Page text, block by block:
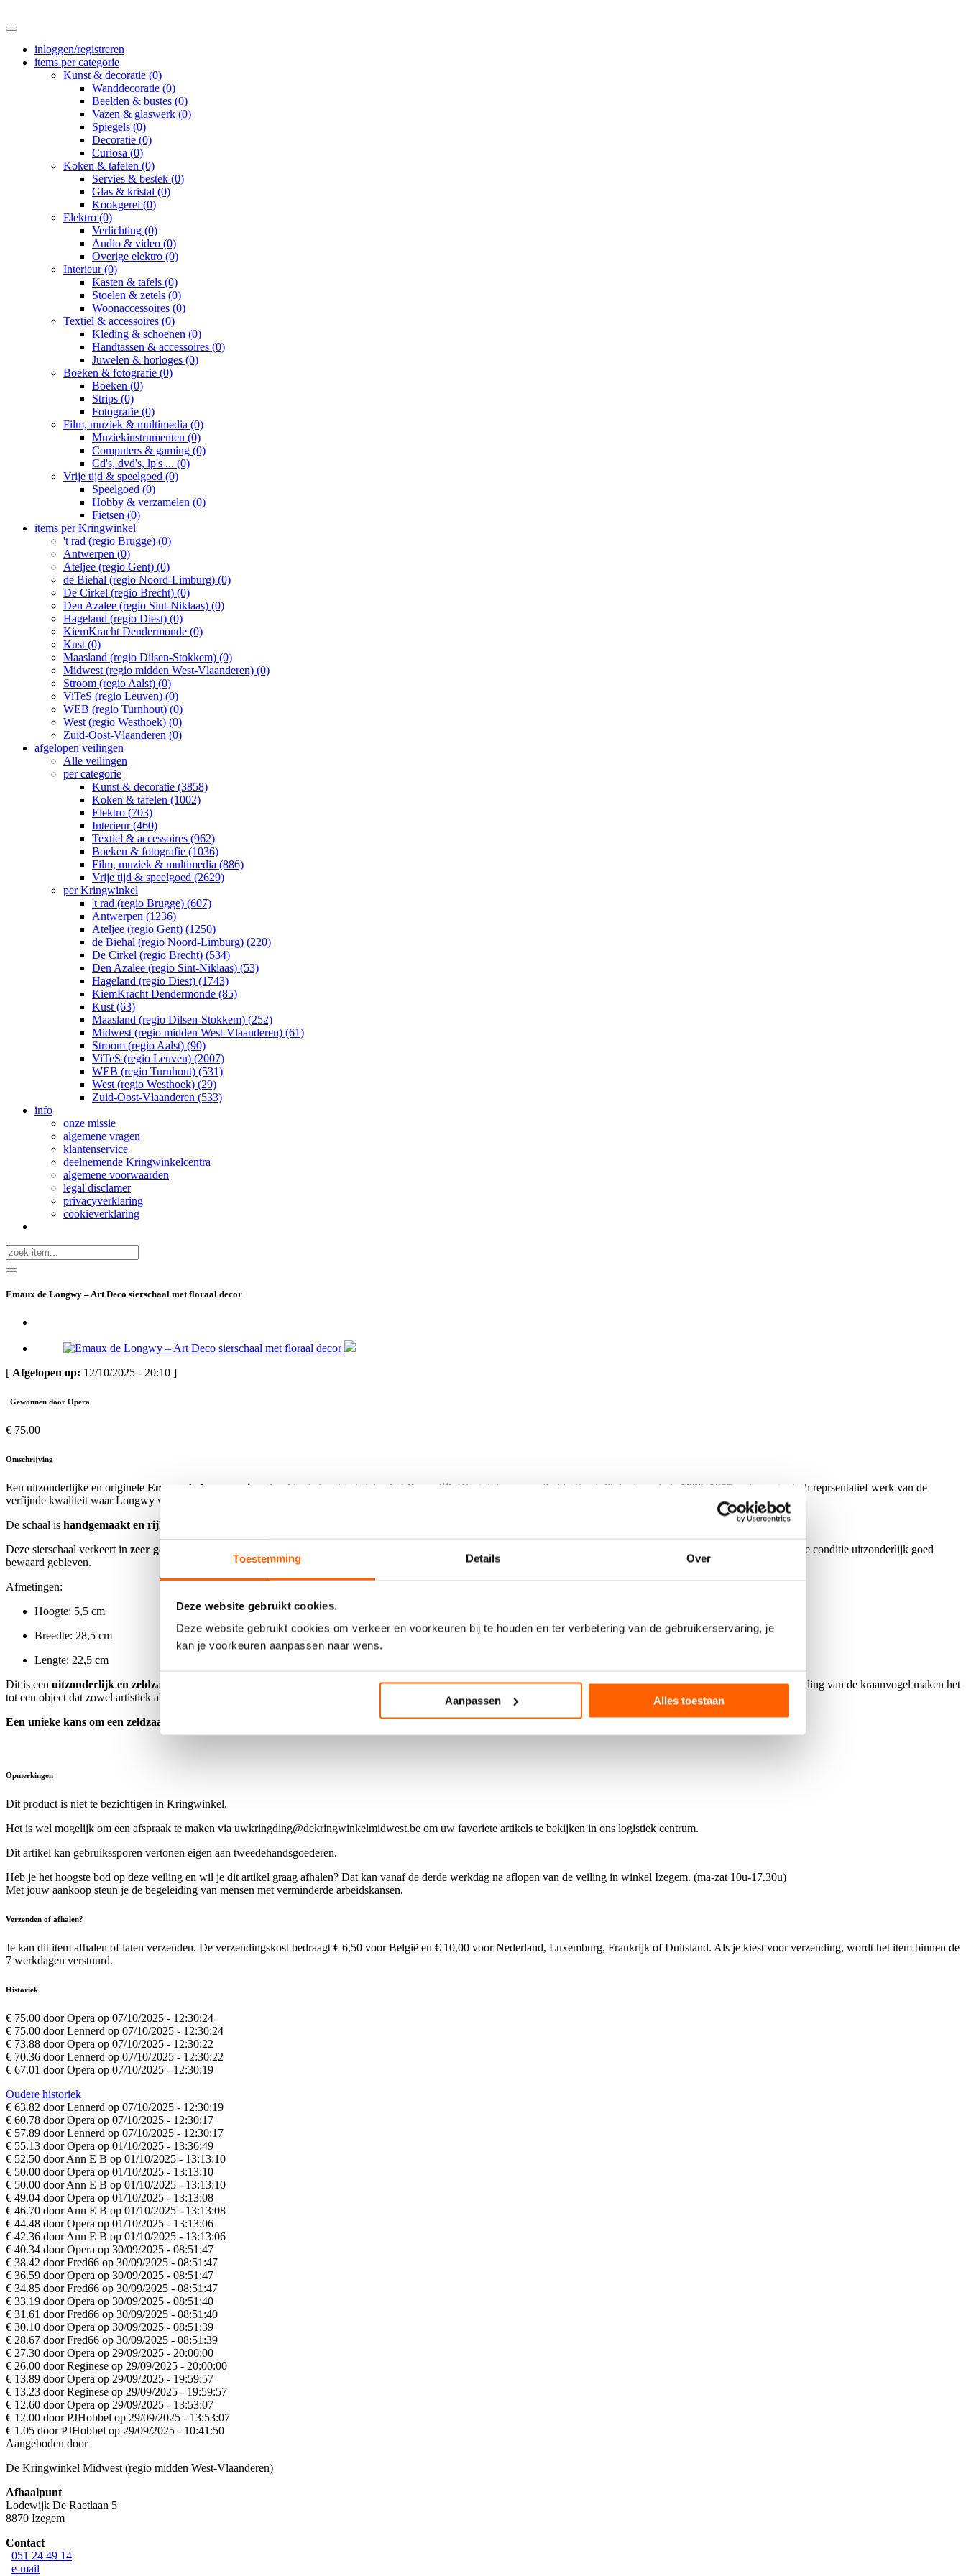
Toestemming Details Over
Deze website gebruikt cookies.
Deze website gebruikt cookies om verkeer en voorkeuren bij te houden en ter verbetering van de gebruikerservaring, je
kan je voorkeuren aanpassen naar wens.
Aanpassen Alles toestaan
inloggen/registreren
items per categorie
Kunst & decoratie (0)
Wanddecoratie (0)
Beelden & bustes (0)
Vazen & glaswerk (0)
Spiegels (0)
Decoratie (0)
Curiosa (0)
Koken & tafelen (0)
Servies & bestek (0)
Glas & kristal (0)
Kookgerei (0)
Elektro (0)
Verlichting (0)
Audio & video (0)
Overige elektro (0)
Interieur (0)
Kasten & tafels (0)
Stoelen & zetels (0)
Woonaccessoires (0)
Textiel & accessoires (0)
Kleding & schoenen (0)
Handtassen & accessoires (0)
Juwelen & horloges (0)
Boeken & fotografie (0)
Boeken (0)
Strips (0)
Fotografie (0)
Film, muziek & multimedia (0)
Muziekinstrumenten (0)
Computers & gaming (0)
Cd's, dvd's, lp's ... (0)
Vrije tijd & speelgoed (0)
Speelgoed (0)
Hobby & verzamelen (0)
Fietsen (0)
items per Kringwinkel
't rad (regio Brugge) (0)
Antwerpen (0)
Ateljee (regio Gent) (0)
de Biehal (regio Noord-Limburg) (0)
De Cirkel (regio Brecht) (0)
Den Azalee (regio Sint-Niklaas) (0)
Hageland (regio Diest) (0)
KiemKracht Dendermonde (0)
Kust (0)
Maasland (regio Dilsen-Stokkem) (0)
Midwest (regio midden West-Vlaanderen) (0)
Stroom (regio Aalst) (0)
ViTeS (regio Leuven) (0)
WEB (regio Turnhout) (0)
West (regio Westhoek) (0)
Zuid-Oost-Vlaanderen (0)
afgelopen veilingen
Alle veilingen
per categorie
Kunst & decoratie (3858)
Koken & tafelen (1002)
Elektro (703)
Interieur (460)
Textiel & accessoires (962)
Boeken & fotografie (1036)
Film, muziek & multimedia (886)
Vrije tijd & speelgoed (2629)
per Kringwinkel
't rad (regio Brugge) (607)
Antwerpen (1236)
Ateljee (regio Gent) (1250)
de Biehal (regio Noord-Limburg) (220)
De Cirkel (regio Brecht) (534)
Den Azalee (regio Sint-Niklaas) (53)
Hageland (regio Diest) (1743)
KiemKracht Dendermonde (85)
Kust (63)
Maasland (regio Dilsen-Stokkem) (252)
Midwest (regio midden West-Vlaanderen) (61)
Stroom (regio Aalst) (90)
ViTeS (regio Leuven) (2007)
WEB (regio Turnhout) (531)
West (regio Westhoek) (29)
Zuid-Oost-Vlaanderen (533)
info
onze missie
algemene vragen
klantenservice
deelnemende Kringwinkelcentra
algemene voorwaarden
legal disclamer
privacyverklaring
cookieverklaring
Emaux de Longwy – Art Deco sierschaal met floraal decor
[ Afgelopen op: 12/10/2025 - 20:10 ]
Gewonnen door Opera
€ 75.00
Omschrijving
Een uitzonderlijke en originele Emaux de Longwy sierschaal in de karakteristieke Art Deco stijl . Dit stuk is vervaardigd in Frankrijk in de periode 1930–1955 en is een typisch reprsentatief werk van de
verfijnde kwaliteit waar Longwy wereldwijd om bekendstaat.
De schaal is handgemaakt en rijk gedecoreerd
Deze sierschaal verkeert in zeer goede staat
met slechts minimale gebruikssporen. Enkel een klein schilfertje is aanwezig (zie foto). Voor een object van bijna een eeuw oud is de conditie uitzonderlijk goed
bewaard gebleven.
Afmetingen:
Hoogte: 5,5 cm
Breedte: 28,5 cm
Lengte: 22,5 cm
Dit is een uitzonderlijk en zeldzaam Art Deco pronkstuk
: een diep bord of centre de table uit de beroemde ateliers van Longwy. Het rijke floraal decor en de elegante voorstelling van de kraanvogel maken het
tot een object dat zowel artistiek als decoratief hoge waarde heeft.
Een unieke kans om een zeldzaam stukje Frans erfgoed uit de bloeiperiode van de Art Deco in uw collectie op te nemen.
Opmerkingen
Dit product is niet te bezichtigen in Kringwinkel.
Het is wel mogelijk om een afspraak te maken via uwkringding@dekringwinkelmidwest.be om uw favoriete artikels te bekijken in ons logistiek centrum.
Dit artikel kan gebruikssporen vertonen eigen aan tweedehandsgoederen.
Heb je het hoogste bod op deze veiling en wil je dit artikel graag afhalen? Dat kan vanaf de derde werkdag na aflopen van de veiling in winkel Izegem. (ma-zat 10u-17.30u)
Met jouw aankoop steun je de begeleiding van mensen met verminderde arbeidskansen.
Verzenden of afhalen?
Je kan dit item afhalen of laten verzenden. De verzendingskost bedraagt € 6,50 voor België en € 10,00 voor Nederland, Luxemburg, Frankrijk of Duitsland. Als je kiest voor verzending, wordt het item binnen de
7 werkdagen verstuurd.
Historiek
€ 75.00 door Opera op 07/10/2025 - 12:30:24
€ 75.00 door Lennerd op 07/10/2025 - 12:30:24
€ 73.88 door Opera op 07/10/2025 - 12:30:22
€ 70.36 door Lennerd op 07/10/2025 - 12:30:22
€ 67.01 door Opera op 07/10/2025 - 12:30:19
Oudere historiek
€ 63.82 door Lennerd op 07/10/2025 - 12:30:19
€ 60.78 door Opera op 07/10/2025 - 12:30:17
€ 57.89 door Lennerd op 07/10/2025 - 12:30:17
€ 55.13 door Opera op 01/10/2025 - 13:36:49
€ 52.50 door Ann E B op 01/10/2025 - 13:13:10
€ 50.00 door Opera op 01/10/2025 - 13:13:10
€ 50.00 door Ann E B op 01/10/2025 - 13:13:10
€ 49.04 door Opera op 01/10/2025 - 13:13:08
€ 46.70 door Ann E B op 01/10/2025 - 13:13:08
€ 44.48 door Opera op 01/10/2025 - 13:13:06
€ 42.36 door Ann E B op 01/10/2025 - 13:13:06
€ 40.34 door Opera op 30/09/2025 - 08:51:47
€ 38.42 door Fred66 op 30/09/2025 - 08:51:47
€ 36.59 door Opera op 30/09/2025 - 08:51:47
€ 34.85 door Fred66 op 30/09/2025 - 08:51:47
€ 33.19 door Opera op 30/09/2025 - 08:51:40
€ 31.61 door Fred66 op 30/09/2025 - 08:51:40
€ 30.10 door Opera op 30/09/2025 - 08:51:39
€ 28.67 door Fred66 op 30/09/2025 - 08:51:39
€ 27.30 door Opera op 29/09/2025 - 20:00:00
€ 26.00 door Reginese op 29/09/2025 - 20:00:00
€ 13.89 door Opera op 29/09/2025 - 19:59:57
€ 13.23 door Reginese op 29/09/2025 - 19:59:57
€ 12.60 door Opera op 29/09/2025 - 13:53:07
€ 12.00 door PJHobbel op 29/09/2025 - 13:53:07
€ 1.05 door PJHobbel op 29/09/2025 - 10:41:50
Aangeboden door
De Kringwinkel Midwest (regio midden West-Vlaanderen)
Afhaalpunt
Lodewijk De Raetlaan 5
8870 Izegem
Contact
051 24 49 14
e-mail